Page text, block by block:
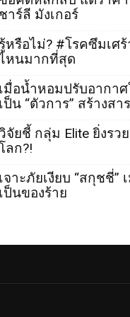
าร์ลี มังเกอร์
หรือไม่? #โรคซึมเศ
หนมากที่สุด
มื่อน้ำหอมปรับอากา
ป็น “ตัวการ” สร้างสา
จัยชี้ กลุ่ม Elite ยิ่งรว
ลก?!
จาะภัยเงียบ “สกุชชี่”
ป็นของร้าย